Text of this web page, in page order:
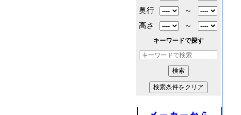
奥行
～
高さ
～
キーワードで探す